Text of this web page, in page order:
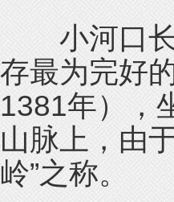
小河口长
存最为完好
1381年），
山脉上，由
岭”之称。